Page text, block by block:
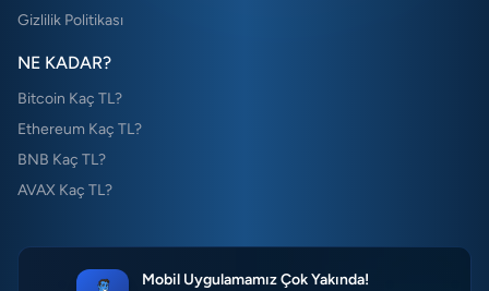
Gizlilik Politikası
NE KADAR?
Bitcoin Kaç TL?
Ethereum Kaç TL?
BNB Kaç TL?
AVAX Kaç TL?
Mobil Uygulamamız Çok Yakında!